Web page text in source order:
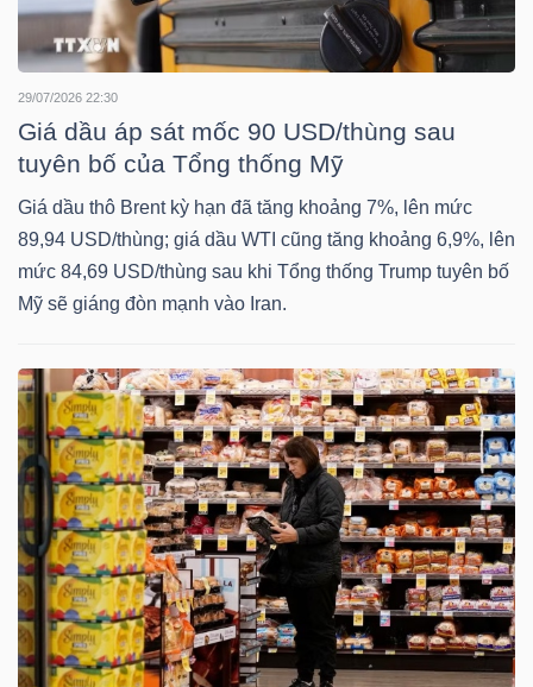
29/07/2026 22:30
Giá dầu áp sát mốc 90 USD/thùng sau
tuyên bố của Tổng thống Mỹ
Giá dầu thô Brent kỳ hạn đã tăng khoảng 7%, lên mức
89,94 USD/thùng; giá dầu WTI cũng tăng khoảng 6,9%, lên
mức 84,69 USD/thùng sau khi Tổng thống Trump tuyên bố
Mỹ sẽ giáng đòn mạnh vào Iran.
DƯƠNG
TÀI
CHÍNH
CÁ
NHÂN
TÍCH
VIETSTOCKFINANCE
VĨ
MÔ